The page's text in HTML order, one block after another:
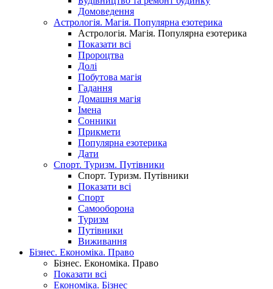
Домоведення
Астрологія. Магія. Популярна езотерика
Астрологія. Магія. Популярна езотерика
Показати всі
Пророцтва
Долі
Побутова магія
Гадання
Домашня магія
Імена
Сонники
Прикмети
Популярна езотерика
Дати
Спорт. Туризм. Путівники
Спорт. Туризм. Путівники
Показати всі
Спорт
Самооборона
Туризм
Путівники
Виживання
Бізнес. Економіка. Право
Бізнес. Економіка. Право
Показати всі
Економіка. Бізнес